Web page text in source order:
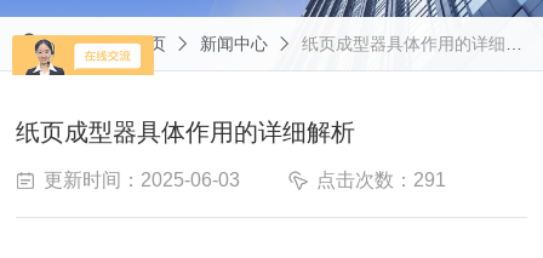
当前位置：首页 新闻中心 纸页成型器具体作用的详细解析
纸页成型器具体作用的详细解析
更新时间：2025-06-03 点击次数：291